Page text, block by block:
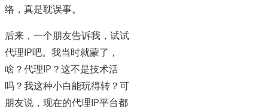
络，真是耽误事。
后来，一个朋友告诉我，试试
代理IP吧。我当时就蒙了，
啥？代理IP？这不是技术活
吗？我这种小白能玩得转？可
朋友说，现在的代理IP平台都